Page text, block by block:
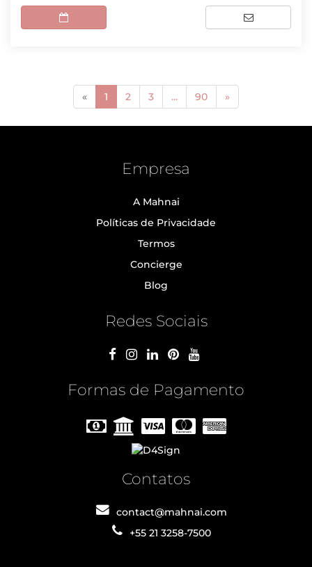
« 1 (current)
2 3 ... 90 »
Empresa
A Mahnai
Políticas de Privacidade
Termos
Concierge
Blog
Redes Sociais
Formas de Pagamento
Contatos
contact@mahnai.com
+55 21 3258-7500